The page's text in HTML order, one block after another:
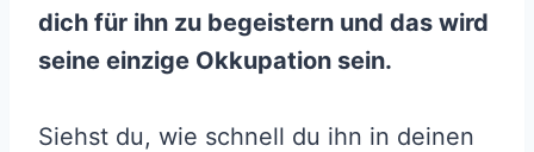
dich für ihn zu begeistern und das wird
seine einzige Okkupation sein.
Siehst du, wie schnell du ihn in deinen